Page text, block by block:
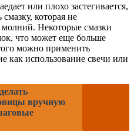
или плохо застегивается,
которая не
молний. Некоторые смазки
что может еще больше
можно применить
как использование свечи или
вручную